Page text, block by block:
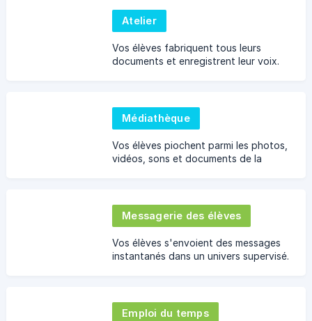
Atelier
Vos élèves fabriquent tous leurs
documents et enregistrent leur voix.
Médiathèque
Vos élèves piochent parmi les photos,
vidéos, sons et documents de la
Messagerie des élèves
Vos élèves s'envoient des messages
instantanés dans un univers supervisé.
Emploi du temps